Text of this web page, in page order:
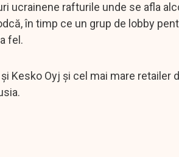
ucrainene rafturile unde se afla
în timp ce un grup de lobby
fel.
Kesko Oyj și cel mai mare retailer